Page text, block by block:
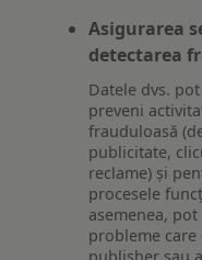
Asigurarea
detectarea
Datele dvs.
preveni
frauduloasă
publicitate,
reclame) și
procesele
asemenea,
probleme